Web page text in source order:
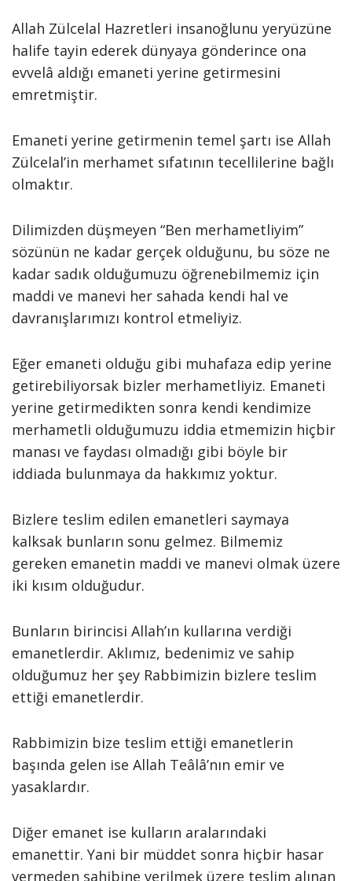
Allah Zülcelal Hazretleri insanoğlunu yeryüzüne
halife tayin ederek dünyaya gönderince ona
evvelâ aldığı emaneti yerine getirmesini
emretmiştir.
Emaneti yerine getirmenin temel şartı ise Allah
Zülcelal’in merhamet sıfatının tecellilerine bağlı
olmaktır.
Dilimizden düşmeyen “Ben merhametliyim”
sözünün ne kadar gerçek olduğunu, bu söze ne
kadar sadık olduğumuzu öğrenebilmemiz için
maddi ve manevi her sahada kendi hal ve
davranışlarımızı kontrol etmeliyiz.
Eğer emaneti olduğu gibi muhafaza edip yerine
getirebiliyorsak bizler merhametliyiz. Emaneti
yerine getirmedikten sonra kendi kendimize
merhametli olduğumuzu iddia etmemizin hiçbir
manası ve faydası olmadığı gibi böyle bir
iddiada bulunmaya da hakkımız yoktur.
Bizlere teslim edilen emanetleri saymaya
kalksak bunların sonu gelmez. Bilmemiz
gereken emanetin maddi ve manevi olmak üzere
iki kısım olduğudur.
Bunların birincisi Allah’ın kullarına verdiği
emanetlerdir. Aklımız, bedenimiz ve sahip
olduğumuz her şey Rabbimizin bizlere teslim
ettiği emanetlerdir.
Rabbimizin bize teslim ettiği emanetlerin
başında gelen ise Allah Teâlâ’nın emir ve
yasaklardır.
Diğer emanet ise kulların aralarındaki
emanettir. Yani bir müddet sonra hiçbir hasar
vermeden sahibine verilmek üzere teslim alınan